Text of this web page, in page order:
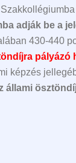
adják be a
430-440
pályázó
képzés
állami